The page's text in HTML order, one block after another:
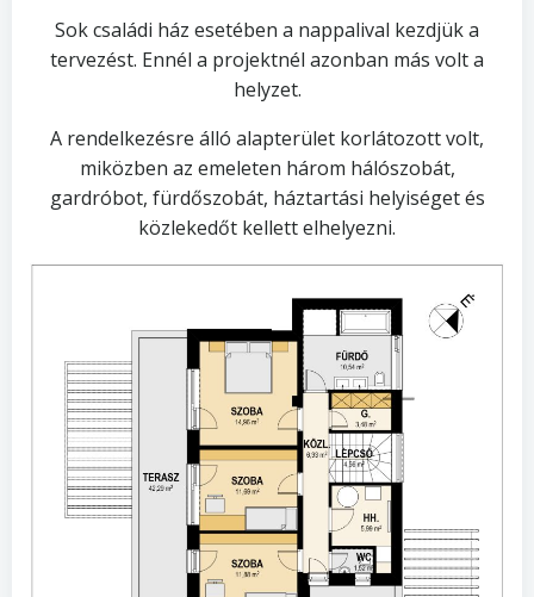
Sok családi ház esetében a nappalival kezdjük a
tervezést. Ennél a projektnél azonban más volt a
helyzet.
A rendelkezésre álló alapterület korlátozott volt,
miközben az emeleten három hálószobát,
gardróbot, fürdőszobát, háztartási helyiséget és
közlekedőt kellett elhelyezni.